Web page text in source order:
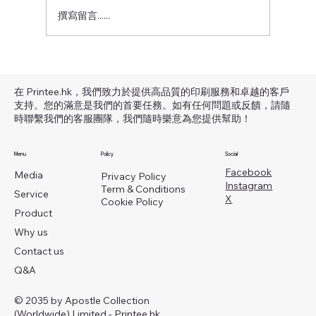
—— 厚實保暖，舒適與質感雙在線
撰寫留言......
在 Printee.hk，我們致力於提供高品質的印刷服務和卓越的客戶
支持。您的滿意是我們的首要任務。如有任何問題或反饋，請隨
時聯繫我們的客服團隊，我們隨時樂意為您提供幫助！
Menu
Media
Service
Product
Why us
Contact us
Q&A
Policy
Privacy Policy
Term & Conditions
Cookie Policy
Social
Facebook
Instagram
X
© 2035 by Apostle Collection